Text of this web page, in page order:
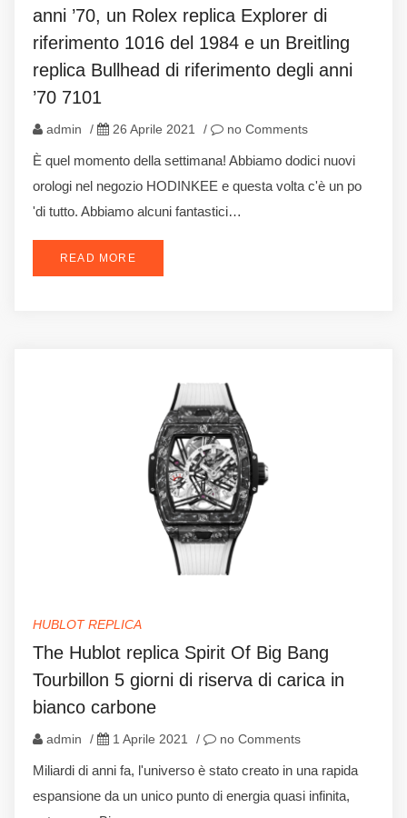
anni ’70, un Rolex replica Explorer di
riferimento 1016 del 1984 e un Breitling
replica Bullhead di riferimento degli anni
’70 7101
admin / 26 Aprile 2021 / no Comments
È quel momento della settimana! Abbiamo dodici nuovi
orologi nel negozio HODINKEE e questa volta c'è un po
'di tutto. Abbiamo alcuni fantastici…
READ MORE
HUBLOT REPLICA
The Hublot replica Spirit Of Big Bang
Tourbillon 5 giorni di riserva di carica in
bianco carbone
admin / 1 Aprile 2021 / no Comments
Miliardi di anni fa, l'universo è stato creato in una rapida
espansione da un unico punto di energia quasi infinita,